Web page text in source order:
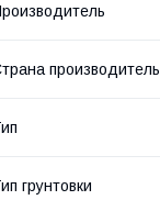
производитель
грунтовки